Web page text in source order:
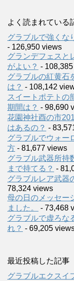
よく読まれている
グラブルで強くな
- 126,950 views
グランデフェスと
がよい？ -
グラブルの紅黄石
は？ - 108,142
スイートポテトの
期間は？ - 98,690
花園神社酉の市
はあるの？ -
グラブルでウォー
方 - 81,677 views
グラブル武器所持
まで持てる？ -
グラブルレア武器
78,324 views
母の日のメッセー
ました。
- 73,468
グラブルで虚ろな
れ？ - 69,205
最近投稿した記事
グラブルエクスイ